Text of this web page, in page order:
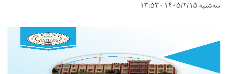
سه‌شنبه ۱۴۰۵/۲/۱۵ - ۱۳:۵۳